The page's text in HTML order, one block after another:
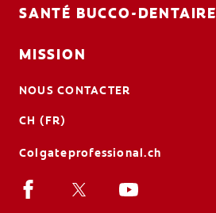
SANTÉ BUCCO-DENTAIRE
MISSION
NOUS CONTACTER
CH (FR)
Colgateprofessional.ch